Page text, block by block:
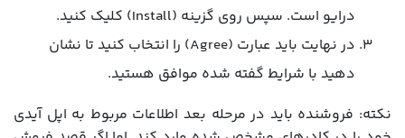
درایو است. سپس روی گزینه (Install) کلیک کنید.
در نهایت باید عبارت (Agree) را انتخاب کنید تا نشان
دهید با شرایط گفته شده موافق هستید.
نکته: فروشنده باید در مرحله بعد اطلاعات مربوط به اپل آیدی